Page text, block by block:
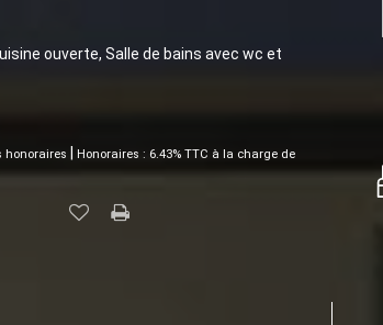
ouverte, Salle de bains avec wc et
honoraires
Honoraires : 6.43% TTC à la charge de